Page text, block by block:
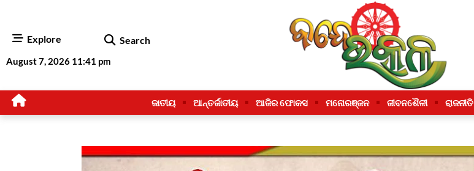
Explore Search
August 7, 2026 11:41 pm
ଜାତୀୟ ଆନ୍ତର୍ଜାତୀୟ ଆଜିର ଫୋକସ ମନୋରଞ୍ଜନ ଜୀବନଶୈଳୀ ରାଜନୀତି